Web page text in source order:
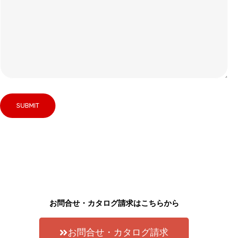
お問合せ・カタログ請求はこちらから
お問合せ・カタログ請求